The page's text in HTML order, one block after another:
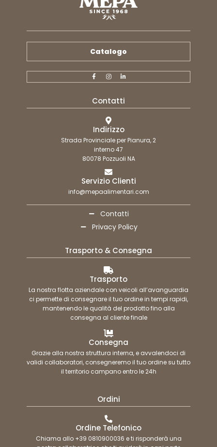
Catalogo
Contatti
Indirizzo
Strada Provinciale per Pianura, 2
interno 47
80078 Pozzuoli NA
Servizio Clienti
info@mepaalimentari.com
Contatti
Privacy Policy
Trasporto & Consegna
Trasporto
La nostra flotta aziendale con veicoli all’avanguardia
ci permette di consegnare il tuo ordine in tempi rapidi,
mantenendo le qualità del prodotto fino alla
consegna al cliente finale
Consegna
Grazie alla nostra struttura interna, e avvalendoci di
validi collaboratori, consegneremo il tuo ordine su tutto
il territorio campano entro le 24h
Ordini
Ordine Telefonico
Chiama allo +39 0810900036 e ti risponderà una